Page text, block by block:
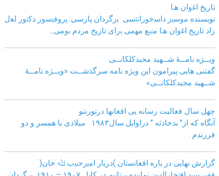
ﺗﺎرﯾﺦ اﻏوان ھﺎ
نویسنده ﻣوﺳﯾز داﺳﺧوراﻧﺗﺳﯽ ﺑرﮔردان ﭘﺎرﺳﯽ: ﭘروﻓﯾﺳور دﮐﺗور ﻟﻌل
زاد ﺗﺎرﯾﺦ اﻏوان ھﺎ ﻣﻧﺑﻊ ﻣﮭﻣﯽ ﺑرای ﺗﺎرﯾﺦ ﻣردم ﺑوﻣﯽ
ویــژه نامــۀ شــهید مجیدکلکانــی
گفتنی هایی پیرامون این ویژه نامه سرگذشــت «ویــژه نامــۀ
شــهید مجیدکلکانــی»
چهل سال فعالیت رسانه یی افغانها درتورنتو
آنگاه که از" بدحادثه " دراوایل سال۱۹۸۳ میلادی با همسر و دو
فرزندم .
ﮔزارش ﻧﮭﺎﯾﯽ در ﺑﺎره اﻓﻐﺎﻧﺳﺗﺎن )درﺑﺎر اﻣﯾرﺣﺑﯾب ﷲ ﺧﺎن(